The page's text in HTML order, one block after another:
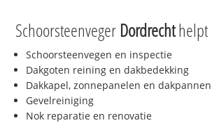
Schoorsteenveger Dordrechthelpt
Schoorsteenvegen en inspectie
Dakgoten reining en dakbedekking
Dakkapel, zonnepanelen en
Gevelreiniging
Nok reparatie en renovatie